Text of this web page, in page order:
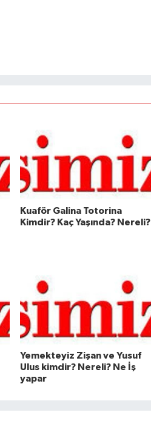
Kuaför Galina Totorina
Kimdir? Kaç Yaşında? Nereli?
Yemekteyiz Zişan ve Yusuf
Ulus kimdir? Nereli? Ne İş
yapar